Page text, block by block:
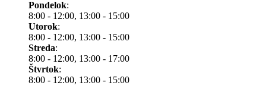
Pondelok:
8:00 - 12:00, 13:00 - 15:00
Utorok:
8:00 - 12:00, 13:00 - 15:00
Streda:
8:00 - 12:00, 13:00 - 17:00
Štvrtok:
8:00 - 12:00, 13:00 - 15:00